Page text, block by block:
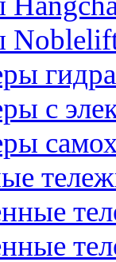
с